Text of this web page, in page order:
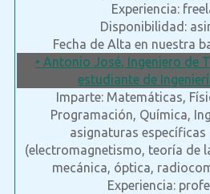
Experiencia:
Disponibilidad:
Fecha de Alta en nuestra
• Antonio José, Ingeniero de
estudiante de
Imparte: Matemáticas,
Programación, Química,
asignaturas específicas
(electromagnetismo, teoría de
mecánica, óptica,
Experiencia: